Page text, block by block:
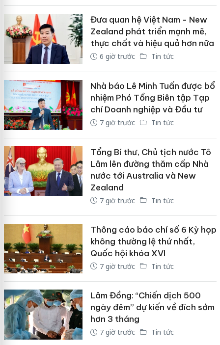
Đưa quan hệ Việt Nam - New
Zealand phát triển mạnh mẽ,
thực chất và hiệu quả hơn nữa
6 giờ trước Tin tức
Nhà báo Lê Minh Tuấn được bổ
nhiệm Phó Tổng Biên tập Tạp
chí Doanh nghiệp và Đầu tư
7 giờ trước Tin tức
Tổng Bí thư, Chủ tịch nước Tô
Lâm lên đường thăm cấp Nhà
nước tới Australia và New
Zealand
7 giờ trước Tin tức
Thông cáo báo chí số 6 Kỳ họp
không thường lệ thứ nhất,
Quốc hội khóa XVI
7 giờ trước Tin tức
Lâm Đồng: “Chiến dịch 500
ngày đêm” dự kiến về đích sớm
hơn 3 tháng
7 giờ trước Tin tức